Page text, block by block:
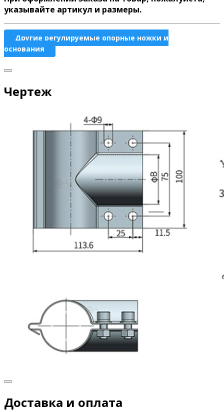
указывайте артикул и размеры.
Другие регулируемые опорные ножки и
основания
Чертеж
Доставка и оплата